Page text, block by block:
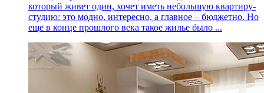
который живет один, хочет иметь небольшую квартиру-
студию: это модно, интересно, а главное – бюджетно. Но
еще в конце прошлого века такое жилье было ...